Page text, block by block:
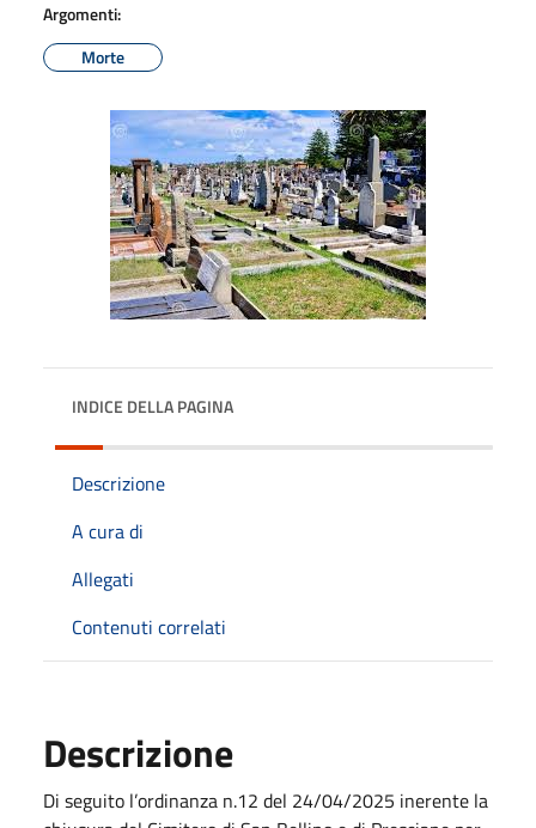
Argomenti:
Morte
INDICE DELLA PAGINA
Descrizione
A cura di
Allegati
Contenuti correlati
Descrizione
Di seguito l’ordinanza n.12 del 24/04/2025 inerente la